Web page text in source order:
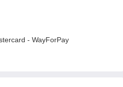
- WayForPay